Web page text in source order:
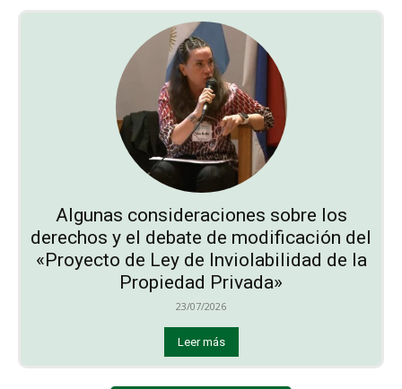
Algunas consideraciones sobre los
derechos y el debate de modificación del
«Proyecto de Ley de Inviolabilidad de la
Propiedad Privada»
23/07/2026
Leer más